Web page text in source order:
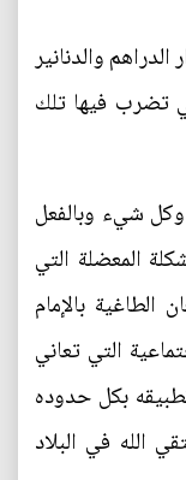
والدنانير
تضرب فيها تلك
وكل شيء وبالفعل
المعضلة التي
بالإمام
التي تعاني
بكل حدوده
الله في البلاد